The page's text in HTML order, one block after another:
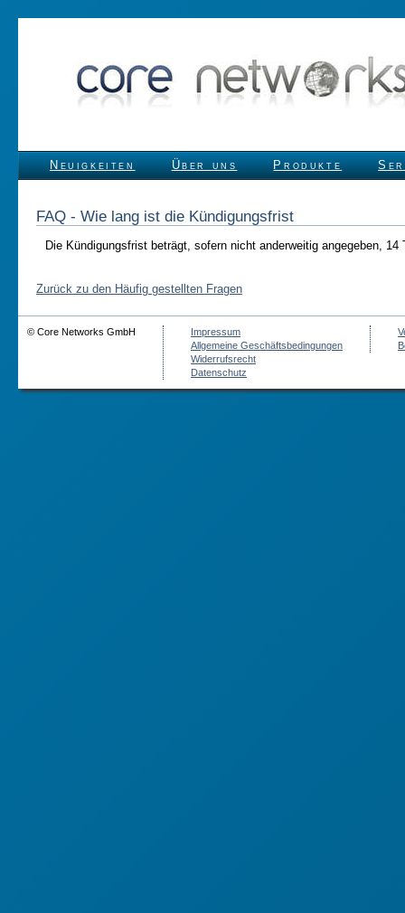
Neuigkeiten Über uns Produkte
FAQ - Wie lang ist die Kündigungsfrist
Die Kündigungsfrist beträgt, sofern nicht anderweitig angegeben, 14
Zurück zu den Häufig gestellten Fragen
© Core Networks GmbH
Impressum
Allgemeine Geschäftsbedingungen
Widerrufsrecht
Datenschutz